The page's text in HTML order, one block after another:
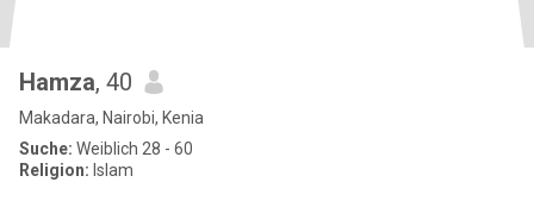
Hamza, 40
Makadara, Nairobi, Kenia
Suche: Weiblich 28 - 60
Religion: Islam